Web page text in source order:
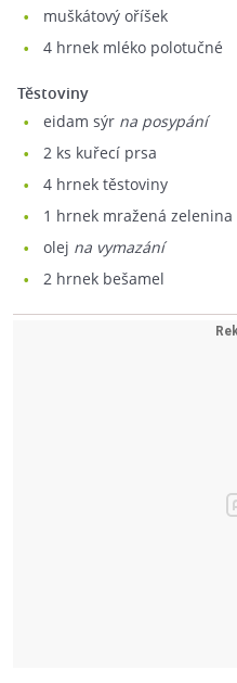
muškátový oříšek
4 hrnek mléko polotučné
Těstoviny
eidam sýr na posypání
2 ks kuřecí prsa
4 hrnek těstoviny
1 hrnek mražená zelenina
olej na vymazání
2 hrnek bešamel